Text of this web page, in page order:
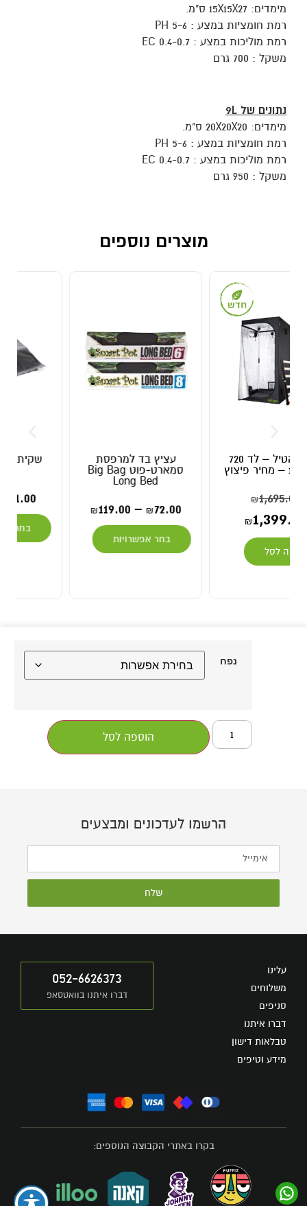
מימדים: 15X15X27 ס"מ.
רמת חומציות במצע : 5-6 PH
רמת מוליכות במצע : 0.4-0.7 EC
משקל : 700 גרם
נתונים של 9L
מימדים: 20X20X20 ס"מ.
רמת חומציות במצע : 5-6 PH
רמת מוליכות במצע : 0.4-0.7 EC
משקל : 950 גרם
מוצרים נוספים
עציץ בד למרפסת
סמארט-פוט Big Bag
72.00
₪
בחר אפשרויות
שקית למכשיר ואקום
שולחני
בחר אפשרויות
נפח
הוספה לסל
הרשמו לעדכונים ומבצעים
שלח
עלינו
משלוחים
סניפים
דברו איתנו
טבלאות דישון
מידע וטיפים
052-6626373
דברו איתנו בוואטסאפ
בקרו באתרי הקבוצה הנוספים: